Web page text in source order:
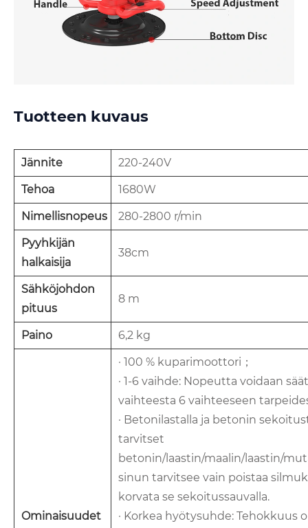
Tuotteen kuvaus
Jännite 220-240V
Tehoa 1680W
Nimellisnopeus 280-2800 r/min
Pyyhkijän
halkaisija
38cm
Sähköjohdon
pituus
8 m
Paino 6,2 kg
Ominaisuudet
· 100 % kuparimoottori；
· 1-6 vaihde: Nopeutta voidaan
vaihteesta 6 vaihteeseen
· Betonilastalla ja betonin
tarvitset
betonin/laastin/maalin/laastin/
sinun tarvitsee vain poistaa
korvata se sekoitussauvalla.
· Korkea hyötysuhde: Tehokkuus